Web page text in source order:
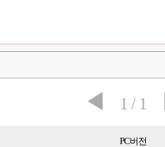
◀ 1 / 1
PC버전